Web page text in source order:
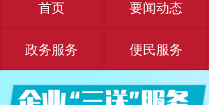
首页 要闻动态
政务服务 便民服务